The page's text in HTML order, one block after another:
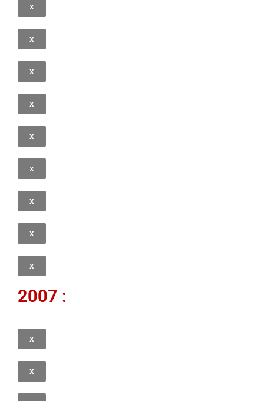
x
x
x
x
x
x
x
x
x
2007 :
x
x